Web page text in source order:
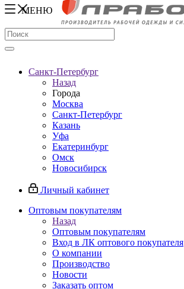
МЕНЮ
Санкт-Петербург
Назад
Города
Москва
Санкт-Петербург
Казань
Уфа
Екатеринбург
Омск
Новосибирск
Личный кабинет
Оптовым покупателям
Назад
Оптовым покупателям
Вход в ЛК оптового покупателя
О компании
Производство
Новости
Заказать оптом